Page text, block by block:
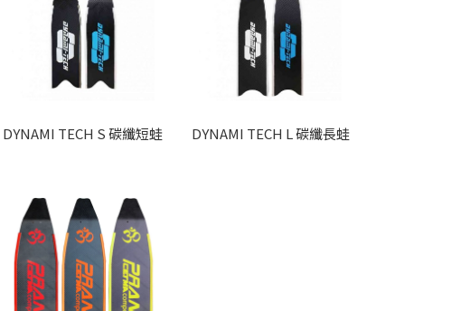
DYNAMI TECH S 碳纖短蛙 DYNAMI TECH L 碳纖長蛙